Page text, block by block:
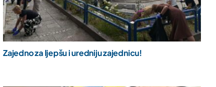
Zajedno za ljepšu i uredniju zajednicu!